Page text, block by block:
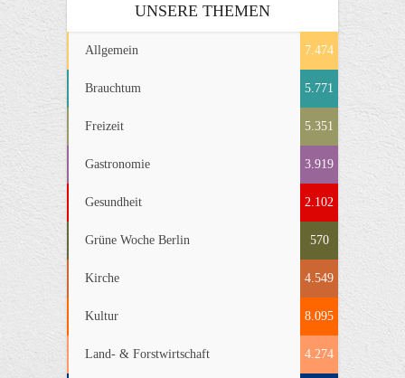
UNSERE THEMEN
Allgemein 7.474
Brauchtum 5.771
Freizeit 5.351
Gastronomie 3.919
Gesundheit 2.102
Grüne Woche Berlin 570
Kirche 4.549
Kultur 8.095
Land- & Forstwirtschaft 4.274